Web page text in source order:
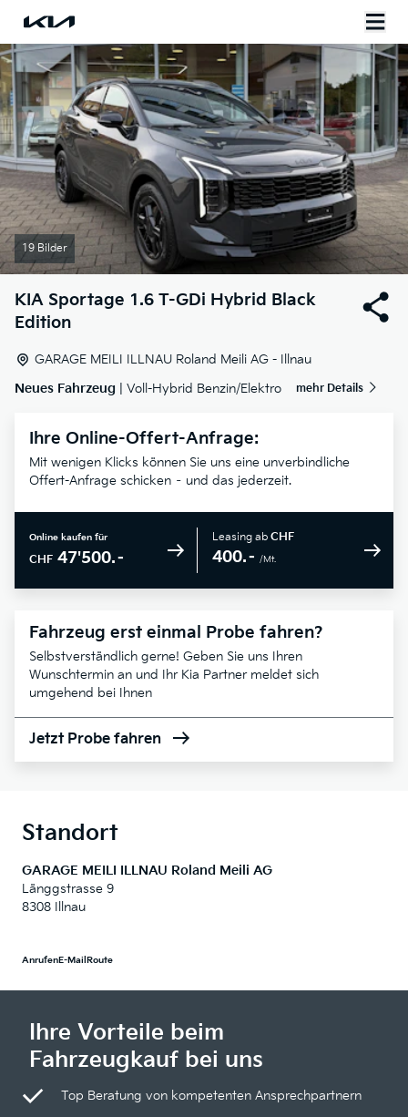
19 Bilder
KIA Sportage 1.6 T-GDi Hybrid Black
Edition
GARAGE MEILI ILLNAU Roland Meili AG - Illnau
Neues Fahrzeug | Voll-Hybrid Benzin/Elektro mehr Details
Ihre Online-Offert-Anfrage:
Mit wenigen Klicks können Sie uns eine unverbindliche
Offert-Anfrage schicken – und das jederzeit.
Online kaufen für
CHF 47'500.–
Leasing ab CHF
400.– /Mt.
Fahrzeug erst einmal Probe fahren?
Selbstverständlich gerne! Geben Sie uns Ihren
Wunschtermin an und Ihr Kia Partner meldet sich
umgehend bei Ihnen
Jetzt Probe fahren
Standort
GARAGE MEILI ILLNAU Roland Meili AG
Länggstrasse 9
8308 Illnau
AnrufenE-Mail Route
Ihre Vorteile beim
Fahrzeugkauf bei uns
Top Beratung von kompetenten Ansprechpartnern